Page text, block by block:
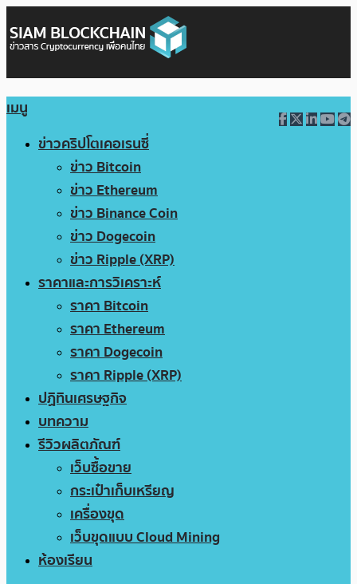
เมนู
ข่าวคริปโตเคอเรนซี่
ข่าว Bitcoin
ข่าว Ethereum
ข่าว Binance Coin
ข่าว Dogecoin
ข่าว Ripple (XRP)
ราคาและการวิเคราะห์
ราคา Bitcoin
ราคา Ethereum
ราคา Dogecoin
ราคา Ripple (XRP)
ปฏิทินเศรษฐกิจ
บทความ
รีวิวผลิตภัณฑ์
เว็บซื้อขาย
กระเป๋าเก็บเหรียญ
เครื่องขุด
เว็บขุดแบบ Cloud Mining
ห้องเรียน